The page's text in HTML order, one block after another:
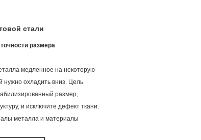
стали
размера
медленное на некоторую
нужно охладить вниз. Цель
размер,
и исключите дефект ткани.
металла и материалы